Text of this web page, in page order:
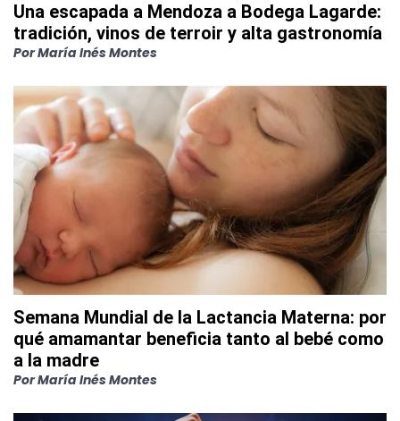
Una escapada a Mendoza a Bodega Lagarde:
tradición, vinos de terroir y alta gastronomía
PorMaría Inés Montes
Semana Mundial de la Lactancia Materna: por
qué amamantar beneficia tanto al bebé como
a la madre
PorMaría Inés Montes